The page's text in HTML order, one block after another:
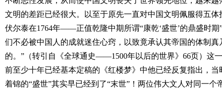
文明的差距已经很大。以至于原先一直对中国文明佩服得五
伏尔泰在1764年――正值乾隆中期所谓“康乾‘盛世’的鼎盛时
们不必被中国人的成就迷住心窍，以致竟承认其帝国的体制真
的。”（转引自《全球通史――1500年以后的世界》66页）这
前至少十年已经基本定稿的《红楼梦》中他已经反复指出，
着锦的“盛世”其实早已经到了“末世”！两位伟大文人对同一个